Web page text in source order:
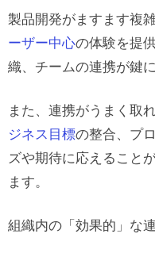
デザイナーの連
部門横断型 連
影響
DesignOpsに
チームワーク
DesignOpsに
ステムの役割
製品開発がますます複
ーザー中心の体験を提
織、チームの連携が鍵
また、連携がうまく取
ジネス目標の整合、 プ
ズや期待に応えること
ます。
組織内の「効果的」な